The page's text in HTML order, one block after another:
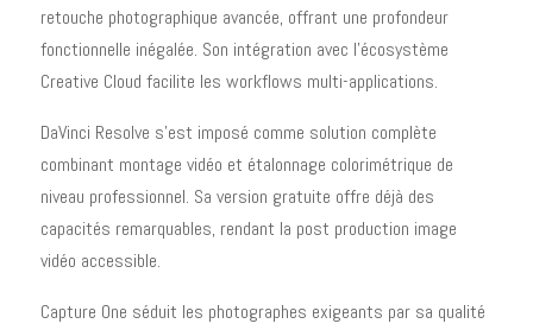
retouche photographique avancée, offrant une profondeur
fonctionnelle inégalée. Son intégration avec l'écosystème
Creative Cloud facilite les workflows multi-applications.
DaVinci Resolve s'est imposé comme solution complète
combinant montage vidéo et étalonnage colorimétrique de
niveau professionnel. Sa version gratuite offre déjà des
capacités remarquables, rendant la post production image
vidéo accessible.
Capture One séduit les photographes exigeants par sa qualité